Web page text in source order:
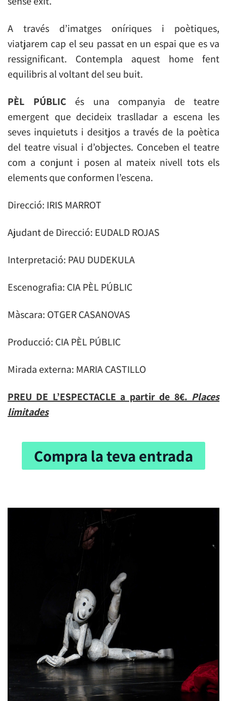
A través d’imatges oníriques i poètiques,
viatjarem cap el seu passat en un espai que es va
ressignificant. Contempla aquest home fent
equilibris al voltant del seu buit.
PÈL PÚBLIC és una companyia de teatre
emergent que decideix traslladar a escena les
seves inquietuts i desitjos a través de la poètica
del teatre visual i d’objectes. Conceben el teatre
com a conjunt i posen al mateix nivell tots els
elements que conformen l’escena.
Direcció: IRIS MARROT
Ajudant de Direcció: EUDALD ROJAS
Interpretació: PAU DUDEKULA
Escenografia: CIA PÈL PÚBLIC
Màscara: OTGER CASANOVAS
Producció: CIA PÈL PÚBLIC
Mirada externa: MARIA CASTILLO
PREU DE L’ESPECTACLE a partir de 8€. Places
limitades
Compra la teva entrada